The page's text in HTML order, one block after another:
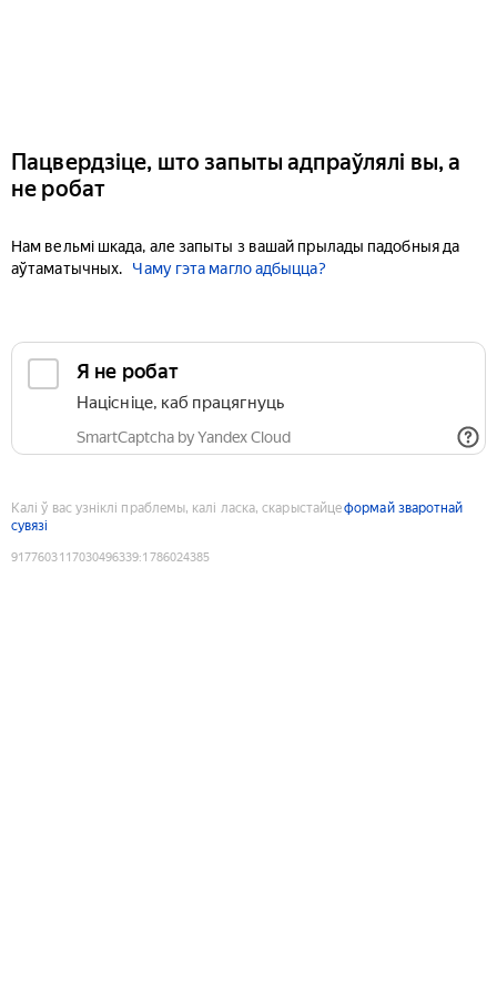
Пацвердзіце, што запыты адпраўлялі вы, а
не робат
Нам вельмі шкада, але запыты з вашай прылады падобныя да
аўтаматычных.
Чаму гэта магло адбыцца?
Я не робат
Націсніце, каб працягнуць
SmartCaptcha by Yandex Cloud
Калі ў вас узніклі праблемы, калі ласка, скарыстайцеформай зваротнай
сувязі
9177603117030496339:1786024385